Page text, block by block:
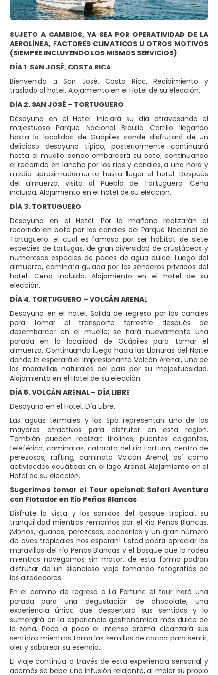
SUJETO A CAMBIOS, YA SEA POR OPERATIVIDAD DE LA
AEROLÍNEA, FACTORES CLIMATICOS U OTROS MOTIVOS
(SIEMPRE INCLUYENDO LOS MISMOS SERVICIOS)
DÍA 1. SAN JOSÉ, COSTA RICA
Bienvenido a San José, Costa Rica. Recibimiento y
traslado al hotel. Alojamiento en el Hotel de su elección.
DÍA 2. SAN JOSÉ – TORTUGUERO
Desayuno en el Hotel. Iniciará su día atravesando el
majestuoso Parque Nacional Braulio Carrillo llegando
hasta la localidad de Guápiles donde disfrutará de un
delicioso desayuno típico, posteriormente continuará
hasta el muelle donde embarcará su bote; continuando
el recorrido en lancha por los ríos y canales, a una hora y
media aproximadamente hasta llegar al hotel. Después
del almuerzo, visita al Pueblo de Tortuguero. Cena
incluida. Alojamiento en el hotel de su elección.
DÍA 3. TORTUGUERO
Desayuno en el Hotel. Por la mañana realizarán el
recorrido en bote por los canales del Parque Nacional de
Tortuguero; el cual es famoso por ser hábitat de siete
especies de tortugas, de gran diversidad de crustáceos y
numerosas especies de peces de agua dulce. Luego del
almuerzo, caminata guiada por los senderos privados del
hotel. Cena incluida. Alojamiento en el hotel de su
elección.
DÍA 4. TORTUGUERO – VOLCÁN ARENAL
Desayuno en el hotel. Salida de regreso por los canales
para tomar el transporte terrestre después de
desembarcar en el muelle; se hará nuevamente una
parada en la localidad de Guápiles para tomar el
almuerzo. Continuando luego hacia las Llanuras del Norte
donde le esperará el impresionante Volcán Arenal, una de
las maravillas naturales del país por su majestuosidad.
Alojamiento en el Hotel de su elección.
DÍA 5. VOLCÁN ARENAL – DÍA LIBRE
Desayuno en el Hotel. Día Libre.
Las aguas termales y los Spa representan uno de los
mayores atractivos para disfrutar en esta región.
También pueden realizar: tirolinas, puentes colgantes,
teleférico, caminatas, catarata del río Fortuna, centro de
perezosos, rafting, caminata Volcán Arenal, así como
actividades acuáticas en el lago Arenal. Alojamiento en el
Hotel de su elección.
Sugerimos tomar el Tour opcional: Safari Aventura
con Flotador en Rio Peñas Blancas
Disfrute la vista y los sonidos del bosque tropical, su
tranquilidad mientras remamos por el Río Peñas Blancas.
¡Monos, iguanas, perezosas, cocodrilos y un gran número
de aves tropicales nos esperan! Usted podrá apreciar las
maravillas del río Peñas Blancas y el bosque que lo rodea
mientras navegamos sin motor, de esta forma podrán
disfrutar de un silencioso viaje tomando fotografías de
los alrededores.
En el camino de regreso a La Fortuna el tour hará una
parada para una degustación de chocolate, una
experiencia única que despertará sus sentidos y lo
sumergirá en la experiencia gastronómica más dulce de
la zona. Poco a poco el intenso aroma alcanzará sus
sentidos mientras toma las semillas de cacao para sentir,
oler y saborear su esencia.
El viaje continúa a través de esta experiencia sensorial y
además se bebe una infusión relajante, al moler su propio